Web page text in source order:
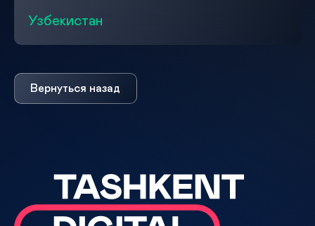
Узбекистан
Вернуться назад